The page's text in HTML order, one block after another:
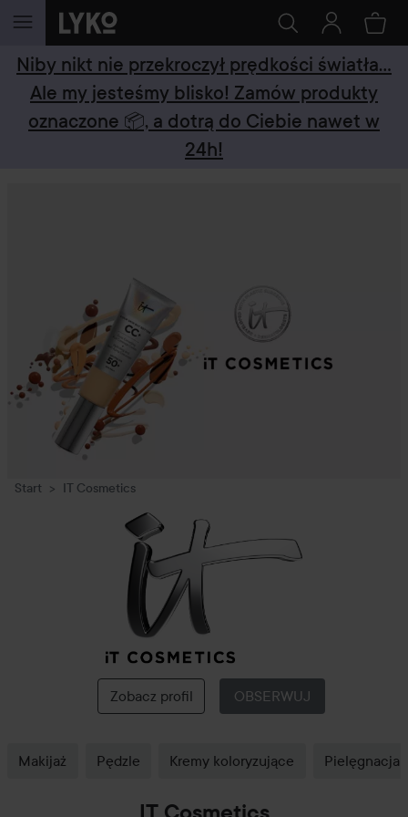
PRZEJDŹ DO TREŚCI
Niby nikt nie przekroczył prędkości światła...
Ale my jesteśmy blisko! Zamów produkty
oznaczone 📦, a dotrą do Ciebie nawet w
24h!
Start IT Cosmetics
IT
Cosmetics
Zobacz profil OBSERWUJ
Makijaż Pędzle Kremy koloryzujące Pielęgnacja